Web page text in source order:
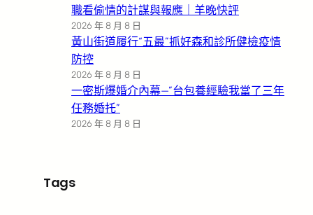
職看偷情的計謀與報應｜羊晚快評
2026 年 8 月 8 日
黃山街道履行“五最”抓好森和診所健檢疫情
防控
2026 年 8 月 8 日
一密斯爆婚介內幕—”台包養經驗我當了三年
任務婚托”
2026 年 8 月 8 日
Tags